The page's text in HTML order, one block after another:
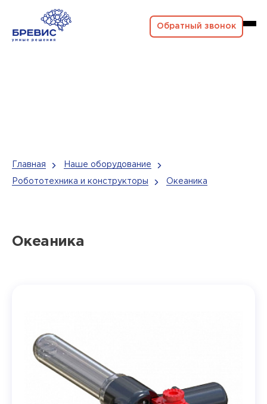
Обратный звонок
Главная Наше оборудование
Робототехника и конструкторы Океаника
Океаника